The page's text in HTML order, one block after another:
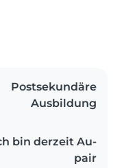
Postsekundäre
Ausbildung
bin derzeit Au-
pair